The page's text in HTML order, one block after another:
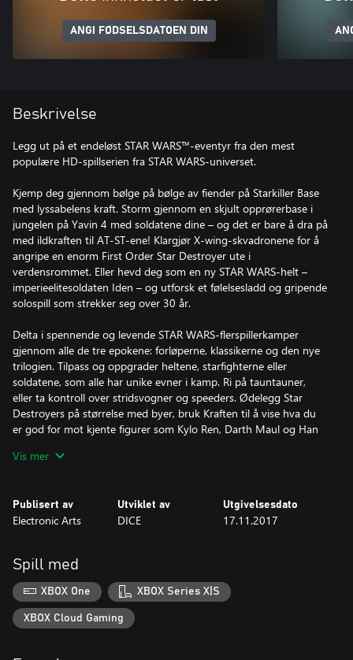
ANGI FØDSELSDATOEN DIN
Beskrivelse
Legg ut på et endeløst STAR WARS™-eventyr fra den mest
populære HD-spillserien fra STAR WARS-universet.
Kjemp deg gjennom bølge på bølge av fiender på Starkiller Base
med lyssabelens kraft. Storm gjennom en skjult opprørerbase i
jungelen på Yavin 4 med soldatene dine – og det er bare å dra på
med ildkraften til AT-ST-ene! Klargjør X-wing-skvadronene for å
angripe en enorm First Order Star Destroyer ute i
verdensrommet. Eller hevd deg som en ny STAR WARS-helt –
imperieelitesoldaten Iden – og utforsk et følelsesladd og gripende
solospill som strekker seg over 30 år.
Delta i spennende og levende STAR WARS-flerspillerkamper
gjennom alle de tre epokene: forløperne, klassikerne og den nye
trilogien. Tilpass og oppgrader heltene, starfighterne eller
soldatene, som alle har unike evner i kamp. Ri på tauntauner,
eller ta kontroll over stridsvogner og speeders. Ødelegg Star
Destroyers på størrelse med byer, bruk Kraften til å vise hva du
er god for mot kjente figurer som Kylo Ren, Darth Maul og Han
tidløse STAR WARS-filmer.
HOVEDINNHOLD:
bakken som ute i verdensrommet – i en følelsesladd STAR
WARS™-historie som strekker seg over 30 år og knytter sammen
hendelser fra filmene STAR WARS™: RETURN OF THE JEDI™ og
STAR WARS™: THE FORCE AWAKENS™.
Vis mer
Publisert av
Electronic Arts
Utviklet av
DICE
Utgivelsesdato
17.11.2017
Spill med
XBOX One XBOX Series X|S
XBOX Cloud Gaming